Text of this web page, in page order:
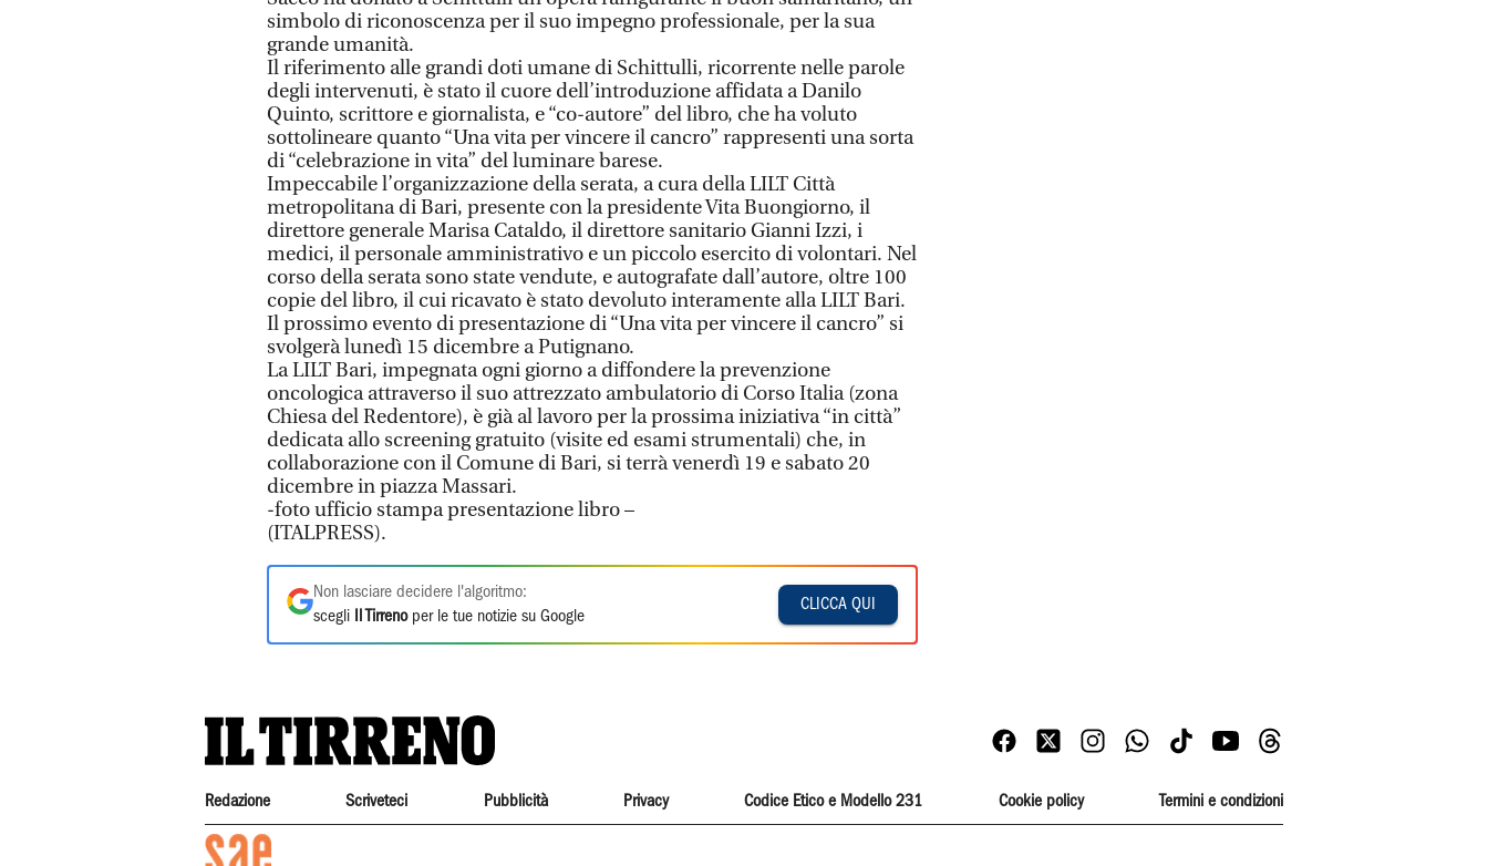
simbolo di riconoscenza per il suo impegno professionale, per la sua
grande umanità.
Il riferimento alle grandi doti umane di Schittulli, ricorrente nelle parole
degli intervenuti, è stato il cuore dell’introduzione affidata a Danilo
Quinto, scrittore e giornalista, e “co-autore” del libro, che ha voluto
sottolineare quanto “Una vita per vincere il cancro” rappresenti una sorta
di “celebrazione in vita” del luminare barese.
Impeccabile l’organizzazione della serata, a cura della LILT Città
metropolitana di Bari, presente con la presidente Vita Buongiorno, il
direttore generale Marisa Cataldo, il direttore sanitario Gianni Izzi, i
medici, il personale amministrativo e un piccolo esercito di volontari. Nel
corso della serata sono state vendute, e autografate dall’autore, oltre 100
copie del libro, il cui ricavato è stato devoluto interamente alla LILT Bari.
Il prossimo evento di presentazione di “Una vita per vincere il cancro” si
svolgerà lunedì 15 dicembre a Putignano.
La LILT Bari, impegnata ogni giorno a diffondere la prevenzione
oncologica attraverso il suo attrezzato ambulatorio di Corso Italia (zona
Chiesa del Redentore), è già al lavoro per la prossima iniziativa “in città”
dedicata allo screening gratuito (visite ed esami strumentali) che, in
collaborazione con il Comune di Bari, si terrà venerdì 19 e sabato 20
dicembre in piazza Massari.
-foto ufficio stampa presentazione libro –
(ITALPRESS).
Non lasciare decidere l'algoritmo:
scegli
Il Tirrenoper le tue notizie su Google
CLICCA QUI
Redazione Scriveteci Pubblicità Privacy Codice Etico e Modello 231 Cookie policy Termini e condizioni